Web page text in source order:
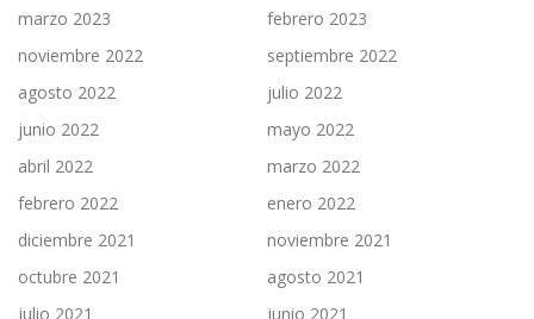
marzo 2023
febrero 2023
noviembre 2022
septiembre 2022
agosto 2022
julio 2022
junio 2022
mayo 2022
abril 2022
marzo 2022
febrero 2022
enero 2022
diciembre 2021
noviembre 2021
octubre 2021
agosto 2021
julio 2021
junio 2021